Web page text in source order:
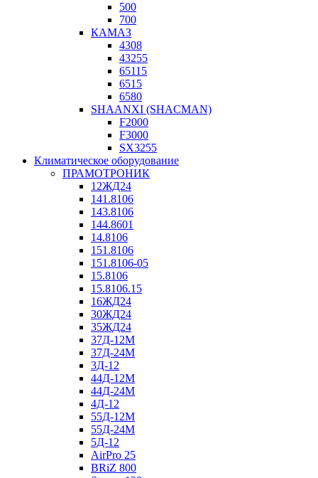
500
700
КАМАЗ
4308
43255
65115
6515
6580
SHAANXI (SHACMAN)
F2000
F3000
SX3255
Климатическое оборудование
ПРАМОТРОНИК
12ЖД24
141.8106
143.8106
144.8601
14.8106
151.8106
151.8106-05
15.8106
15.8106.15
16ЖД24
30ЖД24
35ЖД24
37Д-12М
37Д-24М
3Д-12
44Д-12М
44Д-24М
4Д-12
55Д-12М
55Д-24М
5Д-12
AirPro 25
BRiZ 800